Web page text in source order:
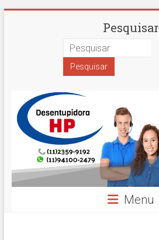
Desentupidora
Paulo
Hidro
Prime
Pesquisar
Menu